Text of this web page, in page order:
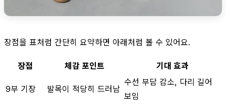
장점을 표처럼 간단히 요약하면 아래처럼 볼 수 있어요.
장점 체감 포인트 기대 효과
9부 기장 발목이 적당히 드러남
수선 부담 감소, 다리 길어
보임